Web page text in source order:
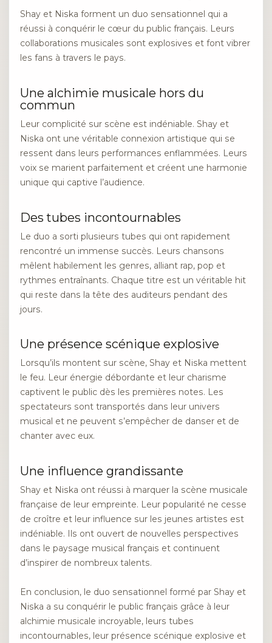
Shay et Niska forment un duo sensationnel qui a
réussi à conquérir le cœur du public français. Leurs
collaborations musicales sont explosives et font vibrer
les fans à travers le pays.
Une alchimie musicale hors du
commun
Leur complicité sur scène est indéniable. Shay et
Niska ont une véritable connexion artistique qui se
ressent dans leurs performances enflammées. Leurs
voix se marient parfaitement et créent une harmonie
unique qui captive l’audience.
Des tubes incontournables
Le duo a sorti plusieurs tubes qui ont rapidement
rencontré un immense succès. Leurs chansons
mêlent habilement les genres, alliant rap, pop et
rythmes entraînants. Chaque titre est un véritable hit
qui reste dans la tête des auditeurs pendant des
jours.
Une présence scénique explosive
Lorsqu’ils montent sur scène, Shay et Niska mettent
le feu. Leur énergie débordante et leur charisme
captivent le public dès les premières notes. Les
spectateurs sont transportés dans leur univers
musical et ne peuvent s’empêcher de danser et de
chanter avec eux.
Une influence grandissante
Shay et Niska ont réussi à marquer la scène musicale
française de leur empreinte. Leur popularité ne cesse
de croître et leur influence sur les jeunes artistes est
indéniable. Ils ont ouvert de nouvelles perspectives
dans le paysage musical français et continuent
d’inspirer de nombreux talents.
En conclusion, le duo sensationnel formé par Shay et
Niska a su conquérir le public français grâce à leur
alchimie musicale incroyable, leurs tubes
incontournables, leur présence scénique explosive et